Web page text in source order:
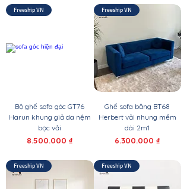
Freeship VN
Bộ ghế sofa góc GT76
Harun khung giả da nệm
bọc vải
Giá
8.500.000 ₫
Freeship VN
Ghế sofa băng BT68
Herbert vải nhung mềm
dài 2m1
Giá
6.300.000 ₫
Freeship VN Freeship VN